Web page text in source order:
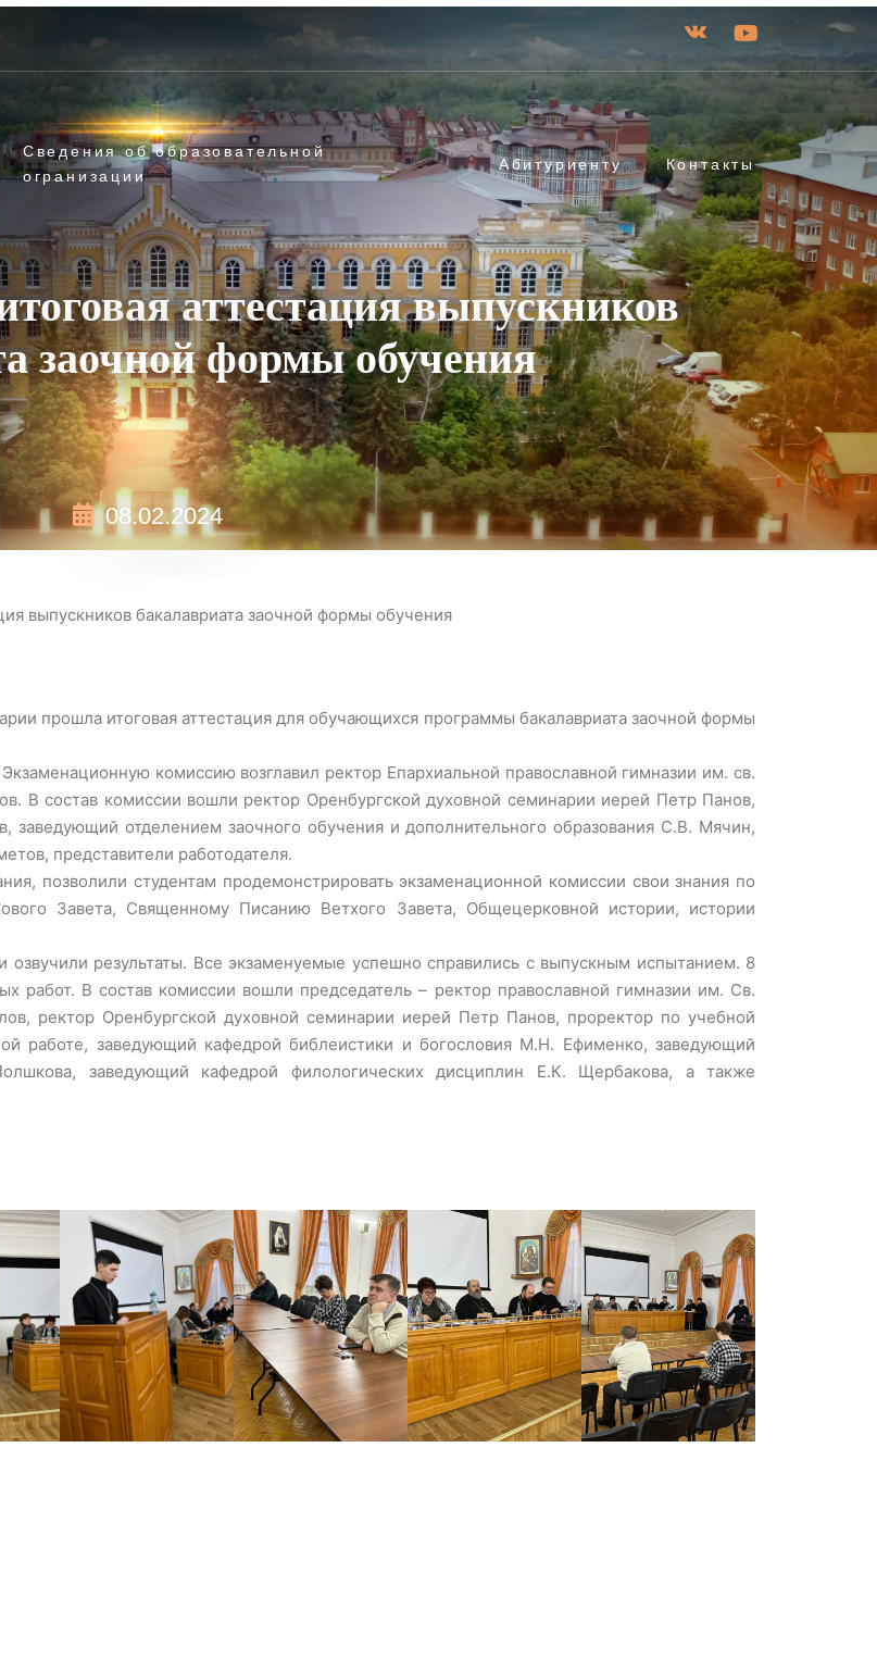
Сведения об образовательной
огранизации
Абитуриенту Контакты
аттестация выпускников
заочной формы обучения
08.02.2024
выпускников бакалавриата заочной формы обучения
прошла итоговая аттестация для обучающихся программы бакалавриата заочной формы
комиссию возглавил ректор Епархиальной православной гимназии им. св.
В состав комиссии вошли ректор Оренбургской духовной семинарии иерей Петр Панов,
заведующий отделением заочного обучения и дополнительного образования С.В. Мячин,
представители работодателя.
позволили студентам продемонстрировать экзаменационной комиссии свои знания по
Завета, Священному Писанию Ветхого Завета, Общецерковной истории, истории
результаты. Все экзаменуемые успешно справились с выпускным испытанием. 8
работ. В состав комиссии вошли председатель – ректор православной гимназии им. Св.
ректор Оренбургской духовной семинарии иерей Петр Панов, проректор по учебной
работе, заведующий кафедрой библеистики и богословия М.Н. Ефименко, заведующий
заведующий кафедрой филологических дисциплин Е.К. Щербакова, а также